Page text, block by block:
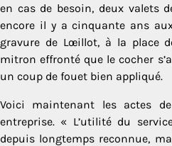
en cas de besoin, deux valets
encore il y a cinquante ans
gravure de Lœillot, à la place
mitron effronté que le cocher
un coup de fouet bien appliqué.
Voici maintenant les actes
entreprise. « L’utilité du
depuis longtemps reconnue,